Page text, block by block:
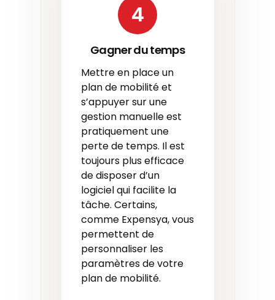
4
Gagner du temps
Mettre en place un
plan de mobilité et
s’appuyer sur une
gestion manuelle est
pratiquement une
perte de temps. Il est
toujours plus efficace
de disposer d’un
logiciel qui facilite la
tâche. Certains,
comme Expensya, vous
permettent de
personnaliser les
paramètres de votre
plan de mobilité.